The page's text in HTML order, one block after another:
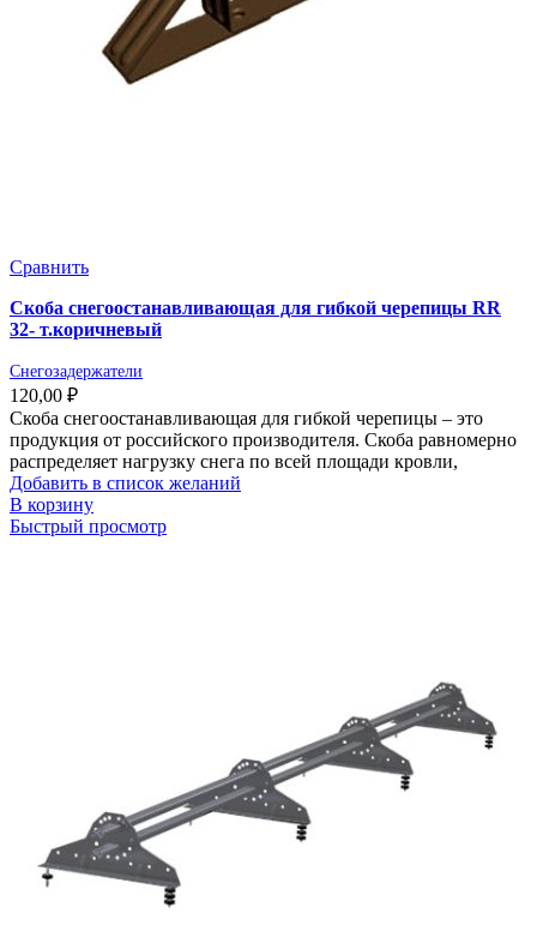
Сравнить
Скоба снегоостанавливающая для гибкой черепицы RR
32- т.коричневый
Снегозадержатели
120,00 ₽
Скоба снегоостанавливающая для гибкой черепицы – это
продукция от российского производителя. Скоба равномерно
распределяет нагрузку снега по всей площади кровли,
Добавить в список желаний
В корзину
Быстрый просмотр